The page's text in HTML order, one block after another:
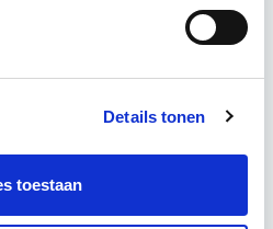
Details tonen
toestaan